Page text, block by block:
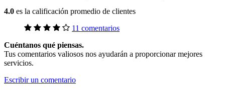
4.0 es la calificación promedio de clientes
11 comentarios
Cuéntanos qué piensas.
Tus comentarios valiosos nos ayudarán a proporcionar mejores
servicios.
Escribir un comentario